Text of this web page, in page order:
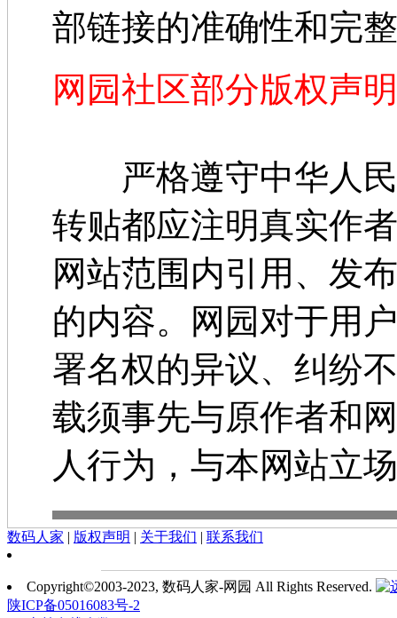
部链接的准确性和完
网园社区部分版权声明
严格遵守中华人民
转贴都应注明真实作
网站范围内引用、发
的内容。网园对于用
署名权的异议、纠纷
载须事先与原作者和
人行为，与本网站立
数码人家 | 版权声明 | 关于我们 | 联系我们
Copyright©2003-2023, 数码人家-网园 All Rights Reserved.
陕ICP备05016083号-2